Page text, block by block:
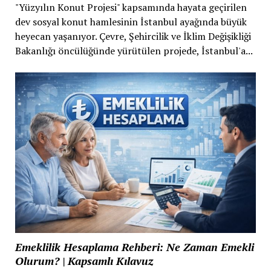
"Yüzyılın Konut Projesi" kapsamında hayata geçirilen
dev sosyal konut hamlesinin İstanbul ayağında büyük
heyecan yaşanıyor. Çevre, Şehircilik ve İklim Değişikliği
Bakanlığı öncülüğünde yürütülen projede, İstanbul'a...
Emeklilik Hesaplama Rehberi: Ne Zaman Emekli
Olurum? | Kapsamlı Kılavuz